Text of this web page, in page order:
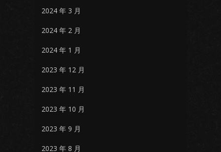
2024 年 3 月
2024 年 2 月
2024 年 1 月
2023 年 12 月
2023 年 11 月
2023 年 10 月
2023 年 9 月
2023 年 8 月